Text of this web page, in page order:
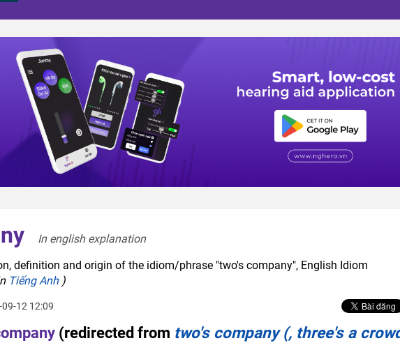
In english explanation
definition and origin of the idiom/phrase "two's company", English Idiom
Tiếng Anh)
12 12:09
(redirected from two's company (, three's a